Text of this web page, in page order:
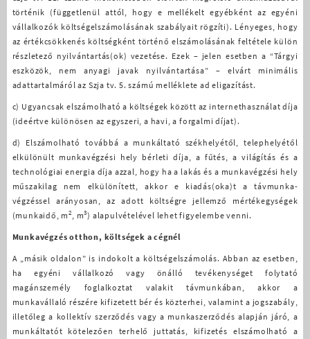
történik (függetlenül attól, hogy e mellékelt egyébként az egyéni
vállalkozók költségelszámolásának szabályait rögzíti). Lényeges, hogy
az értékcsökkenés költségként történő elszámolásának feltétele külön
részletező nyilvántartás(ok) vezetése. Ezek – jelen esetben a “Tárgyi
eszközök, nem anyagi javak nyilvántartása” – elvárt minimális
adattartalmáról az Szja tv. 5. számú melléklete ad eligazítást.
c) Ugyancsak elszámolható a költségek között az internethasználat díja
(ideértve különösen az egyszeri, a havi, a forgalmi díjat).
d) Elszámolható továbbá a munkáltató székhelyétől, telephelyétől
elkülönült munkavégzési hely bérleti díja, a fűtés, a világítás és a
technológiai energia díja azzal, hogy ha a lakás és a munkavégzési hely
műszakilag nem elkülönített, akkor e kiadás(oka)t a távmunka-
végzéssel arányosan, az adott költségre jellemző mértékegységek
(munkaidő, m2 , m3) alapulvételével lehet figyelembe venni.
Munkavégzés otthon, költségek a cégnél
A „másik oldalon” is indokolt a költségelszámolás. Abban az esetben,
ha egyéni vállalkozó vagy önálló tevékenységet folytató
magánszemély foglalkoztat valakit távmunkában, akkor a
munkavállaló részére kifizetett bér és közterhei, valamint a jogszabály,
illetőleg a kollektív szerződés vagy a munkaszerződés alapján járó, a
munkáltatót kötelezően terhelő juttatás, kifizetés elszámolható a